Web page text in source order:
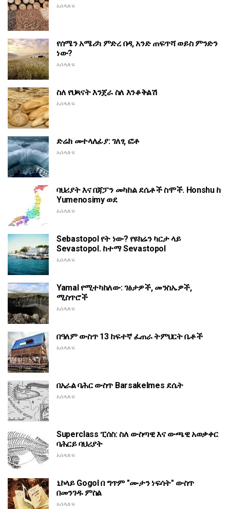
አሰላለፍ
የሰሜን አሜሪካ ምድረ በዳ, አንድ ጠፍጥሻ ወይስ ምንድን
ነው?
አሰላለፍ
ስለ የህጻናት እንጀራ ስለ እንቆቅልሽ
አሰላለፍ
ድሬክ መተላለፊያ: ገለፃ, ፎቶ
አሰላለፍ
ባህሪያት እና በጃፓን መካከል ደሴቶች ስሞች. Honshu ከ
Yumenosimy ወደ
አሰላለፍ
Sebastopol የት ነው? የዩክሬን ካርታ ላይ
Sevastopol. ከተማ Sevastopol
አሰላለፍ
Yamal የሚተካከለው: ገፅታዎች, መንስኤዎች,
ሚስጥሮች
አሰላለፍ
በዓለም ውስጥ 13 ከፍተኛ ፈጠራ ትምህርት ቤቶች
አሰላለፍ
በአራል ባሕር ውስጥ Barsakelmes ደሴት
አሰላለፍ
Superclass ፒሰስ: ስለ ውስጣዊ እና ውጫዊ አወቃቀር
ባሕርይ ባህሪያት
አሰላለፍ
ኒኮላይ Gogol በ ግጥም "ሙታን ነፍሳት" ውስጥ
በመንገዱ ምስል
አሰላለፍ